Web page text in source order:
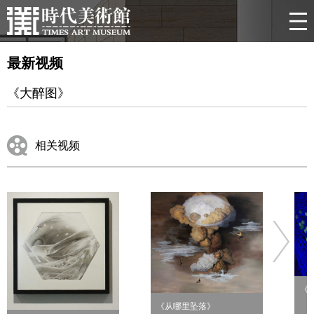
最新视频
《大醉图》
相关视频
《从哪里坠落》
《